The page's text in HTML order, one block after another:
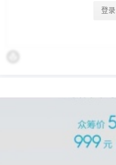
登录